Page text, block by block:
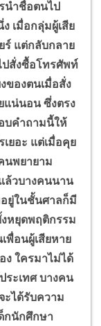
นำชื่อตนไป
เมื่อกลุ่มผู้เสีย
ร์ แต่กลับกลาย
ปสั่งซื้อโทรศัพท์
ของตนเมื่อสั่ง
แน่นอน ซึ่งตรง
บคำถามนี้ให้
ยอะ แต่เมื่อคุย
นพยายาม
ล้วบางคนนาน
ยู่ในชั้นศาลก็มี
หยุดพฤติกรรม
พื่อนผู้เสียหาย
ง ใครมาไม่ได้
ะเทศ บางคน
ะได้รับความ
กนักศึกษา